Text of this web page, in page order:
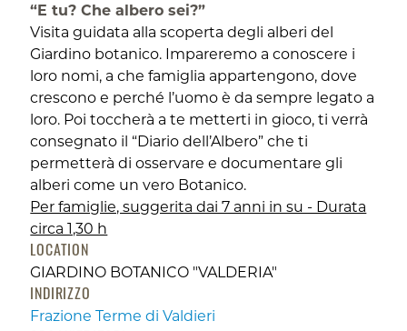
“E tu? Che albero sei?”
Visita guidata alla scoperta degli alberi del
Giardino botanico. Impareremo a conoscere i
loro nomi, a che famiglia appartengono, dove
crescono e perché l’uomo è da sempre legato a
loro. Poi toccherà a te metterti in gioco, ti verrà
consegnato il “Diario dell’Albero” che ti
permetterà di osservare e documentare gli
alberi come un vero Botanico.
Per famiglie, suggerita dai 7 anni in su - Durata
circa 1,30 h
LOCATION
GIARDINO BOTANICO "VALDERIA"
INDIRIZZO
Frazione Terme di Valdieri